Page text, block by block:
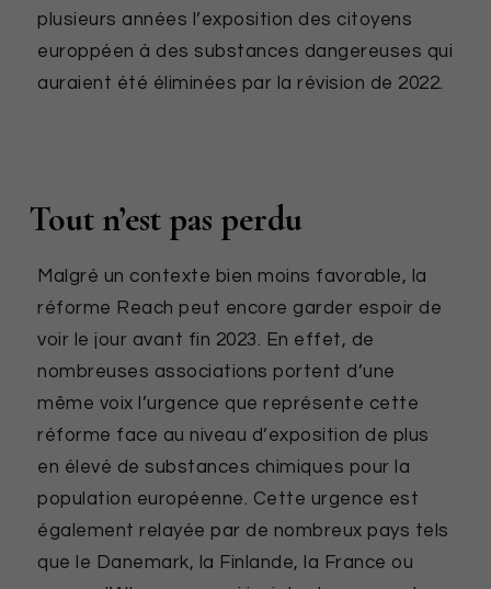
plusieurs années l’exposition des citoyens
europpéen à des substances dangereuses qui
auraient été éliminées par la révision de 2022.
Tout n’est pas perdu
Malgré un contexte bien moins favorable, la
réforme Reach peut encore garder espoir de
voir le jour avant fin 2023. En effet, de
nombreuses associations portent d’une
même voix l’urgence que représente cette
réforme face au niveau d’exposition de plus
en élevé de substances chimiques pour la
population européenne. Cette urgence est
également relayée par de nombreux pays tels
que le Danemark, la Finlande, la France ou